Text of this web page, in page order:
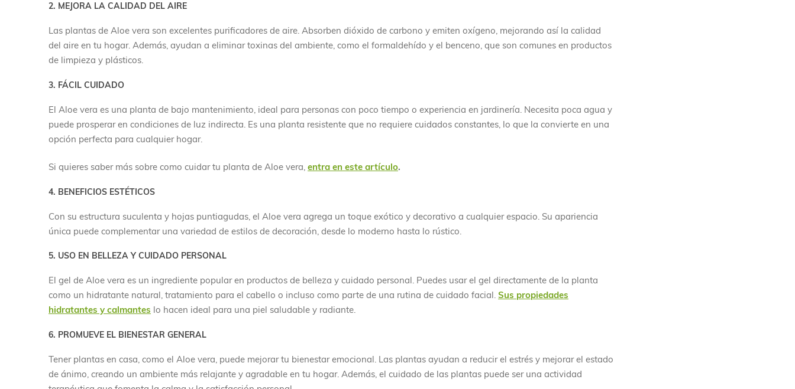
2. MEJORA LA CALIDAD DEL AIRE
Las plantas de Aloe vera son excelentes purificadores de aire. Absorben dióxido de carbono y emiten oxígeno, mejorando así la calidad
del aire en tu hogar. Además, ayudan a eliminar toxinas del ambiente, como el formaldehído y el benceno, que son comunes en productos
de limpieza y plásticos.
3. FÁCIL CUIDADO
El Aloe vera es una planta de bajo mantenimiento, ideal para personas con poco tiempo o experiencia en jardinería. Necesita poca agua y
puede prosperar en condiciones de luz indirecta. Es una planta resistente que no requiere cuidados constantes, lo que la convierte en una
opción perfecta para cualquier hogar.
Si quieres saber más sobre como cuidar tu planta de Aloe vera, entra en este artículo.
4. BENEFICIOS ESTÉTICOS
Con su estructura suculenta y hojas puntiagudas, el Aloe vera agrega un toque exótico y decorativo a cualquier espacio. Su apariencia
única puede complementar una variedad de estilos de decoración, desde lo moderno hasta lo rústico.
5. USO EN BELLEZA Y CUIDADO PERSONAL
El gel de Aloe vera es un ingrediente popular en productos de belleza y cuidado personal. Puedes usar el gel directamente de la planta
como un hidratante natural, tratamiento para el cabello o incluso como parte de una rutina de cuidado facial. Sus propiedades
hidratantes y calmantes lo hacen ideal para una piel saludable y radiante.
6. PROMUEVE EL BIENESTAR GENERAL
Tener plantas en casa, como el Aloe vera, puede mejorar tu bienestar emocional. Las plantas ayudan a reducir el estrés y mejorar el estado
de ánimo, creando un ambiente más relajante y agradable en tu hogar. Además, el cuidado de las plantas puede ser una actividad